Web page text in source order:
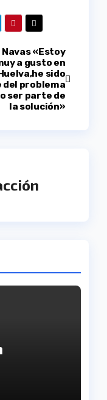
Navas «Estoy
a gusto en
sido
del problema
ser parte de
la solución»